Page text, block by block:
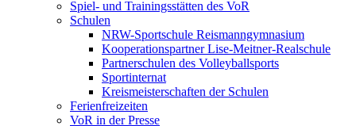
Spiel- und Trainingsstätten des VoR
Schulen
NRW-Sportschule Reismanngymnasium
Kooperationspartner Lise-Meitner-Realschule
Partnerschulen des Volleyballsports
Sportinternat
Kreismeisterschaften der Schulen
Ferienfreizeiten
VoR in der Presse